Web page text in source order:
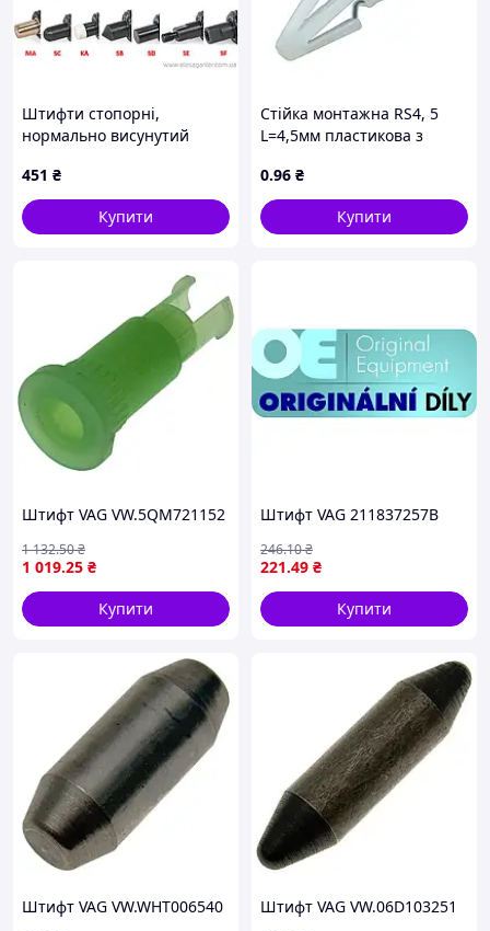
Штифти стопорні,
нормально висунутий
наконечники GN 81700-5-
8-C-SF-ST
451 ₴
Купити
Стійка монтажна RS4, 5
L=4,5мм пластикова з
0.96 ₴
Купити
Штифт VAG VW.5QM721152
1 019.25 ₴
1 132.50₴
Купити
Штифт VAG 211837257B
221.49 ₴
246.10₴
Купити
Штифт VAG VW.WHT006540 Штифт VAG VW.06D103251